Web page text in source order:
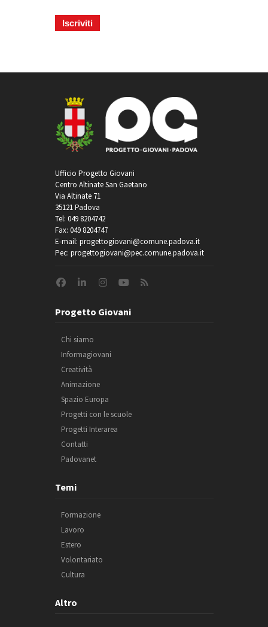
Ufficio Progetto Giovani
Centro Altinate San Gaetano
Via Altinate 71
35121 Padova
Tel: 049 8204742
Fax: 049 8204747
E-mail: progettogiovani@comune.padova.it
Pec: progettogiovani@pec.comune.padova.it
Progetto Giovani
Chi siamo
Informagiovani
Creatività
Animazione
Spazio Europa
Progetti con le scuole
Progetti Interarea
Contatti
Padovanet
Temi
Formazione
Lavoro
Estero
Volontariato
Cultura
Altro